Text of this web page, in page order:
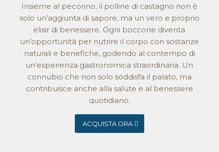
Insieme al pecorino, il polline di castagno non è
solo un’aggiunta di sapore, ma un vero e proprio
elisir di benessere. Ogni boccone diventa
un’opportunità per nutrire il corpo con sostanze
naturali e benefiche, godendo al contempo di
un’esperienza gastronomica straordinaria. Un
connubio che non solo soddisfa il palato, ma
contribuisce anche alla salute e al benessere
quotidiano.
ACQUISTA ORA